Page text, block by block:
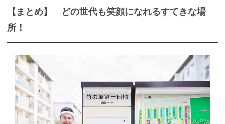
【まとめ】 どの世代も笑顔になれるすてきな場
所！